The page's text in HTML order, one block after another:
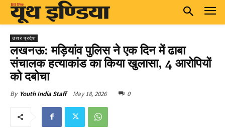
उत्तर प्रदेश
लखनऊ: मड़ियांव पुलिस ने एक दिन में ढाबा
संचालक हत्याकांड का किया खुलासा, 4 आरोपियों
को दबोचा
By Youth India Staff May 18, 2026 0